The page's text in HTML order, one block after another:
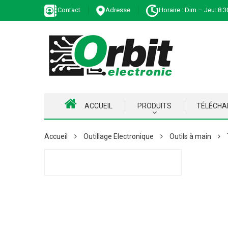
Contact Adresse Horaire : Dim – Jeu:
ACCUEIL PRODUITS
Accueil Outillage Electronique Outils à main